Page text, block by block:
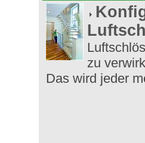
zu
Das wird jeder